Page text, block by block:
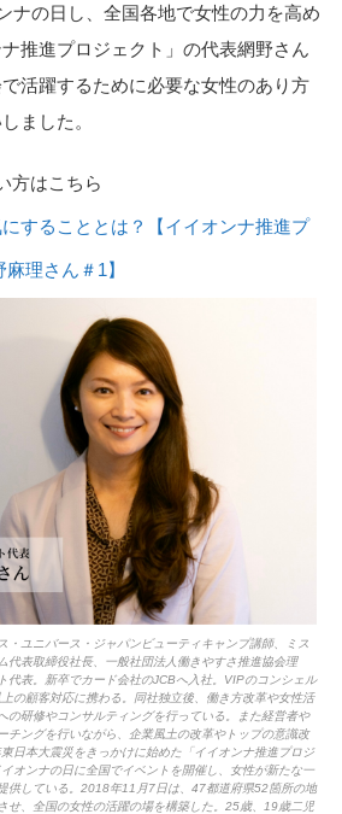
ナの日し、全国各地で女性の力を高め
推進プロジェクト」の代表網野さん
活躍するために必要な女性のあり方
ました。
方はこちら
することとは？【イイオンナ推進プ
理さん＃1】
・ユニバース・ジャパンビューティキャンプ講師、ミス
代表取締役社長、一般社団法人働きやすさ推進協会理
代表。新卒でカード会社のJCBへ入社。VIPのコンシェル
の顧客対応に携わる。同社独立後、働き方改革や女性活
の研修やコンサルティングを行っている。また経営者や
チングを行いながら、企業風土の改革やトップの意識改
日本大震災をきっかけに始めた「イイオンナ推進プロジ
オンナの日に全国でイベントを開催し、女性が新たな一
供している。2018年11月7日は、47都道府県52箇所の地
せ、全国の女性の活躍の場を構築した。25歳、19歳二児